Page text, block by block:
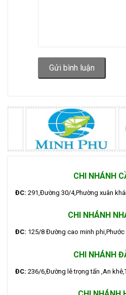
Gửi bình luận
CHI NHÁNH
ĐC: 291,Đường 30/4,Phường xuân
CHI NHÁNH
ĐC: 125/8 Đường cao minh
CHI NHÁNH
ĐC: 236/6,Đường lê trọng tấn ,An